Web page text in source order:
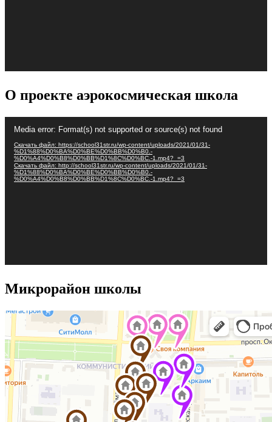
О проекте аэрокосмическая школа
Media error: Format(s) not supported or source(s) not found
Скачать файл: https://school31str.ru/wp-content/uploads/2021/01/31-
%D1%88%D0%BA%D0%BE%D0%BB%D0%B0.-
%D0%A4%D0%B8%D0%BB%D1%8C%D0%BC.-1.mp4?_=3
Скачать файл: http://school31str.ru/wp-content/uploads/2021/01/31-
%D1%88%D0%BA%D0%BE%D0%BB%D0%B0.-
%D0%A4%D0%B8%D0%BB%D1%8C%D0%BC.-1.mp4?_=3
Микрорайон школы